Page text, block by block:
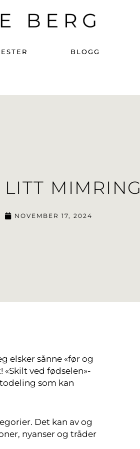
BLOGG
LITT MIMRING
NOVEMBER 17, 2024
elsker sånne «før og
ved fødselen»-
som kan
Det kan av og
nyanser og tråder